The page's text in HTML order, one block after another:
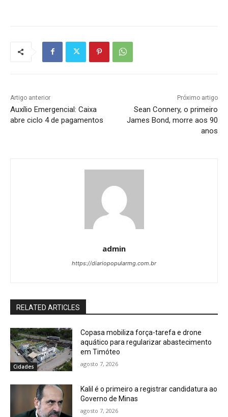
Artigo anterior
Auxílio Emergencial: Caixa
abre ciclo 4 de pagamentos
Próximo artigo
Sean Connery, o primeiro
James Bond, morre aos 90
anos
admin
https://diariopopularmg.com.br
RELATED ARTICLES
Cidades
Copasa mobiliza força-tarefa e drone
aquático para regularizar abastecimento
em Timóteo
agosto 7, 2026
Kalil é o primeiro a registrar candidatura ao
Governo de Minas
agosto 7, 2026